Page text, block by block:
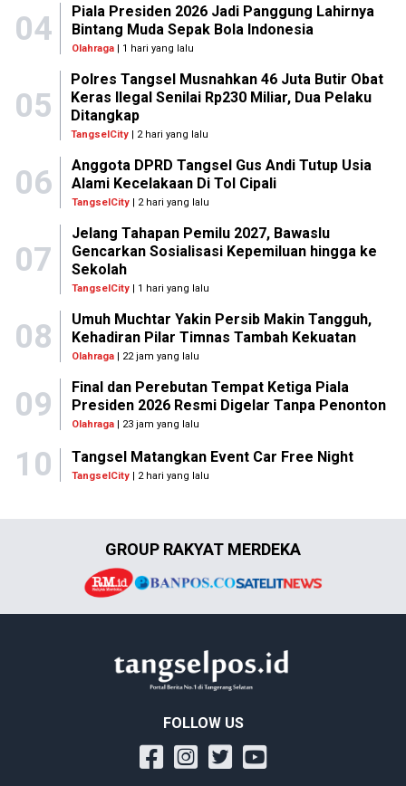
04
Piala Presiden 2026 Jadi Panggung Lahirnya
Bintang Muda Sepak Bola Indonesia
Olahraga| 1 hari yang lalu
05
Polres Tangsel Musnahkan 46 Juta Butir Obat
Keras Ilegal Senilai Rp230 Miliar, Dua Pelaku
Ditangkap
TangselCity | 2 hari yang lalu
06
Anggota DPRD Tangsel Gus Andi Tutup Usia
Alami Kecelakaan Di Tol Cipali
TangselCity| 2 hari yang lalu
07
Jelang Tahapan Pemilu 2027, Bawaslu
Gencarkan Sosialisasi Kepemiluan hingga ke
Sekolah
TangselCity| 1 hari yang lalu
08
Umuh Muchtar Yakin Persib Makin Tangguh,
Kehadiran Pilar Timnas Tambah Kekuatan
Olahraga| 22 jam yang lalu
09
Final dan Perebutan Tempat Ketiga Piala
Presiden 2026 Resmi Digelar Tanpa Penonton
Olahraga| 23 jam yang lalu
10 Tangsel Matangkan Event Car Free Night
TangselCity | 2 hari yang lalu
GROUP RAKYAT MERDEKA
FOLLOW US